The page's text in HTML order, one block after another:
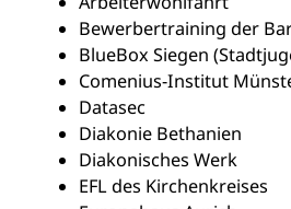
Bewerbertraining der
BlueBox Siegen
Comenius-Institut
Datasec
Diakonie Bethanien
Diakonisches Werk
EFL des Kirchenkreises